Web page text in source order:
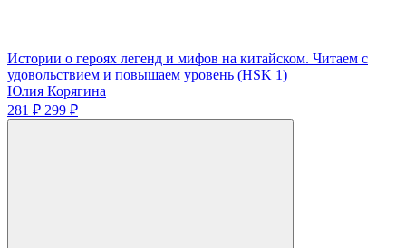
Истории о героях легенд и мифов на китайском. Читаем с
удовольствием и повышаем уровень (HSK 1)
Юлия Корягина
281 ₽ 299 ₽